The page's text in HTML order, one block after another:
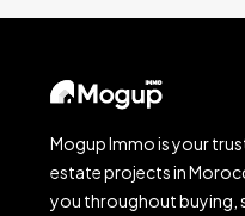
Mogup Immo is your
estate projects in
you throughout buying,